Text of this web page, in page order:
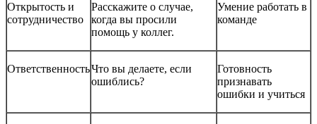
Открытость и
сотрудничество
Расскажите о случае,
когда вы просили
помощь у коллег.
Умение работать в
команде
ОтветственностьЧто вы делаете, если
ошиблись?
Готовность
признавать
ошибки и учиться